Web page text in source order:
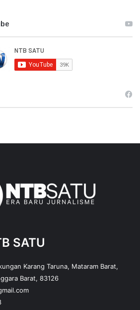
SATU
Karang Taruna, Mataram Barat,
Barat, 83126